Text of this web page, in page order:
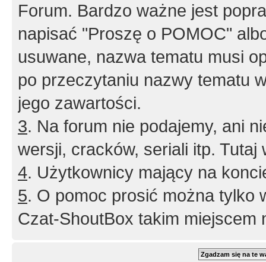
Forum. Bardzo ważne jest
napisać "Proszę o POMOC"
usuwane, nazwa tematu musi
po przeczytaniu nazwy tematu
jego zawartości.
3. Na forum nie podajemy, ani
wersji, cracków, seriali itp. Tutaj
4. Użytkownicy mający na
5. O pomoc prosić można tylko
Czat-ShoutBox takim miejscem